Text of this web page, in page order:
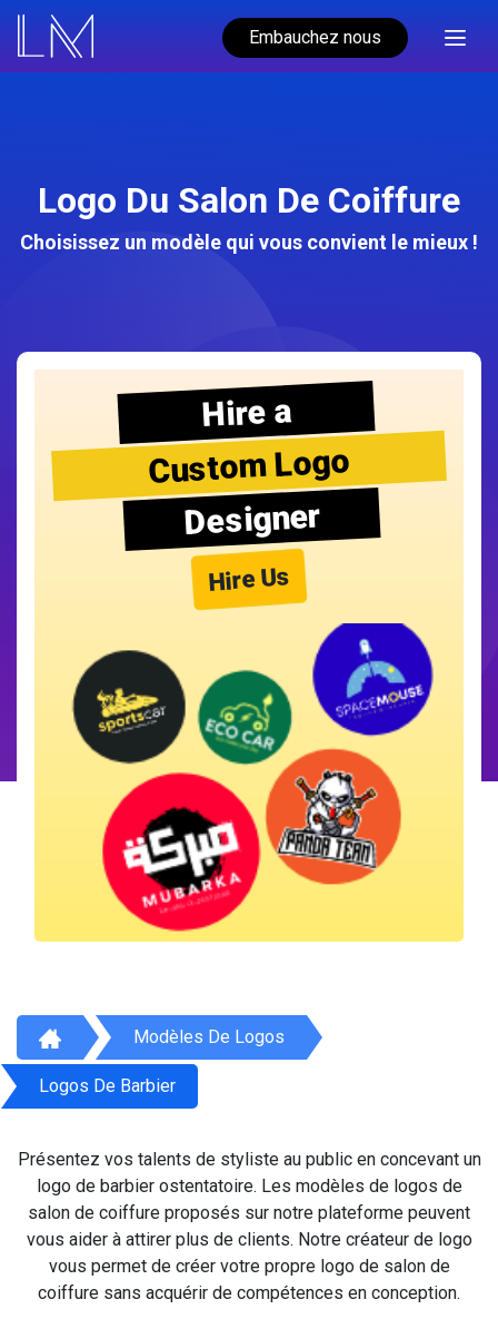
Embauchez nous
Logo Du Salon De Coiffure
Choisissez un modèle qui vous convient le mieux !
Hire a
Custom Logo
Designer
Hire Us
Modèles De Logos
Logos De Barbier
Présentez vos talents de styliste au public en concevant un
logo de barbier ostentatoire. Les modèles de logos de
salon de coiffure proposés sur notre plateforme peuvent
vous aider à attirer plus de clients. Notre créateur de logo
vous permet de créer votre propre logo de salon de
coiffure sans acquérir de compétences en conception.